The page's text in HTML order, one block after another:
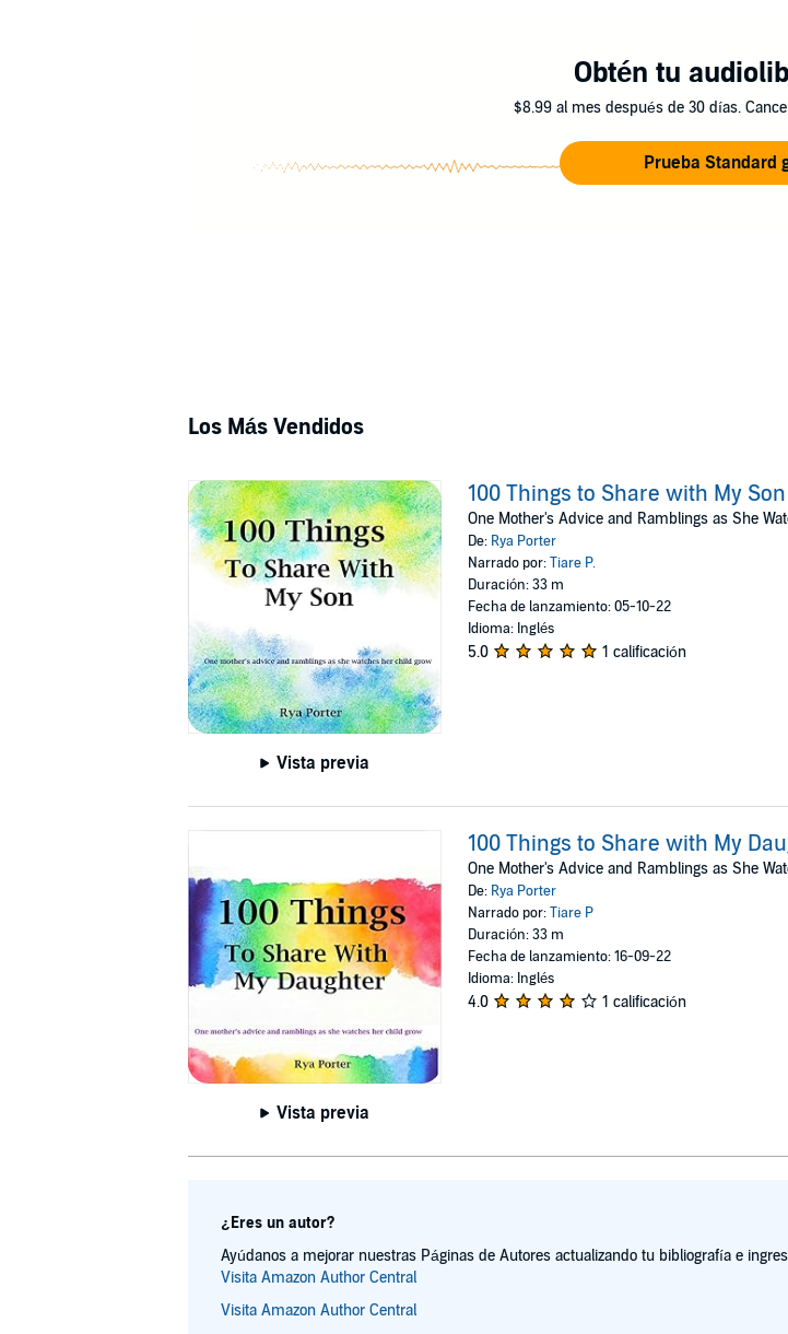
Obtén tu
$8.99 al mes después de 30 días.
Prueba Standard
Los Más Vendidos
Vista previa
100 Things to Share with My Son
One Mother's Advice and Ramblings as She
De: Rya Porter
Narrado por:Tiare P.
Duración: 33 m
Fecha de lanzamiento: 05-10-22
Idioma: Inglés
5.0 1 calificación
Vista previa
100 Things to Share with My
One Mother's Advice and Ramblings as She
De: Rya Porter
Narrado por:Tiare P
Duración: 33 m
Fecha de lanzamiento: 16-09-22
Idioma: Inglés
4.0 1 calificación
¿Eres un autor?
Ayúdanos a mejorar nuestras Páginas de Autores actualizando tu bibliografía e
Visita Amazon Author Central
Visita Amazon Author Central